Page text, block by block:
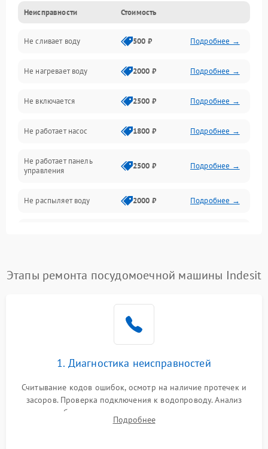
Управление
Электропитание
Датчики
Нагрев
Вода
Гигиена
Программное обеспечение
Неисправности Стоимость
Не сливает воду 500 ₽ Подробнее →
Не нагревает воду 2000 ₽ Подробнее →
Не включается 2500 ₽ Подробнее →
Не работает насос 1800 ₽ Подробнее →
Не работает панель
управления
2500 ₽ Подробнее →
Не распыляет воду 2000 ₽ Подробнее →
воды
1800 ₽ Подробнее →
Проблемы с
Этапы ремонта посудомоечной машины Indesit
1. Диагностика неисправностей
Считывание кодов ошибок, осмотр на наличие протечек и
засоров. Проверка подключения к водопроводу. Анализ
жалоб на отсутствие слива, нагрева, вращения
разбрызгивателей или срабатывание системы защиты
Подробнее